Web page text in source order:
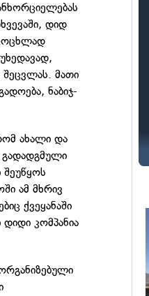
დიდ
შეცვლას. მათი
ნაბიჯ-
ახალი და
გადადგმული
ამ მხრივ
ქვეყანაში
კომპანია